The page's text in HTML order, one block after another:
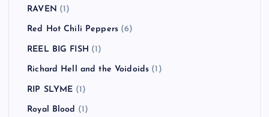
RAVEN (1)
Red Hot Chili Peppers (6)
REEL BIG FISH (1)
Richard Hell and the Voidoids (1)
RIP SLYME (1)
Royal Blood (1)